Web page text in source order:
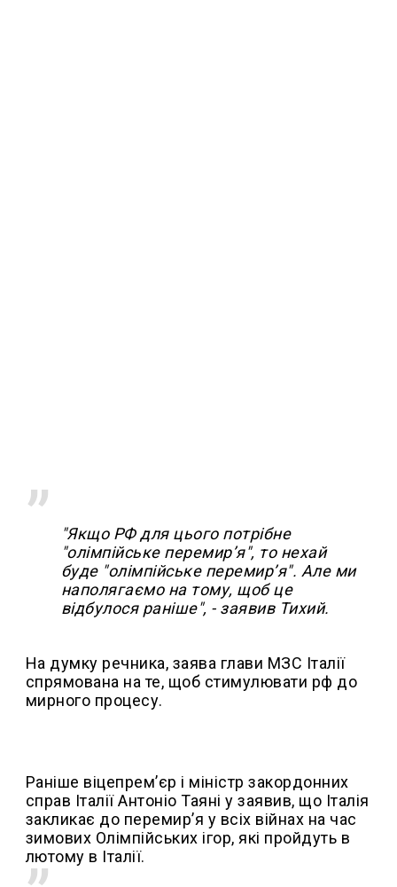
"Якщо РФ для цього потрібне
"олімпійське перемирʼя", то нехай
буде "олімпійське перемирʼя". Але ми
наполягаємо на тому, щоб це
відбулося раніше", - заявив Тихий.
На думку речника, заява глави МЗС Італії
спрямована на те, щоб стимулювати рф до
мирного процесу.
Раніше віцепрем’єр і міністр закордонних
справ Італії Антоніо Таяні у заявив, що Італія
закликає до перемир’я у всіх війнах на час
зимових Олімпійських ігор, які пройдуть в
лютому в Італії.